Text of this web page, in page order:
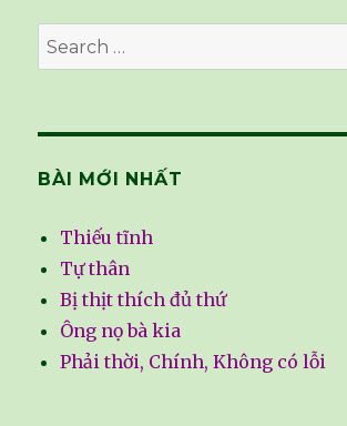
Search
for:
BÀI MỚI NHẤT
Thiếu tĩnh
Tự thân
Bị thịt thích đủ thứ
Ông nọ bà kia
Phải thời, Chính, Không có lỗi